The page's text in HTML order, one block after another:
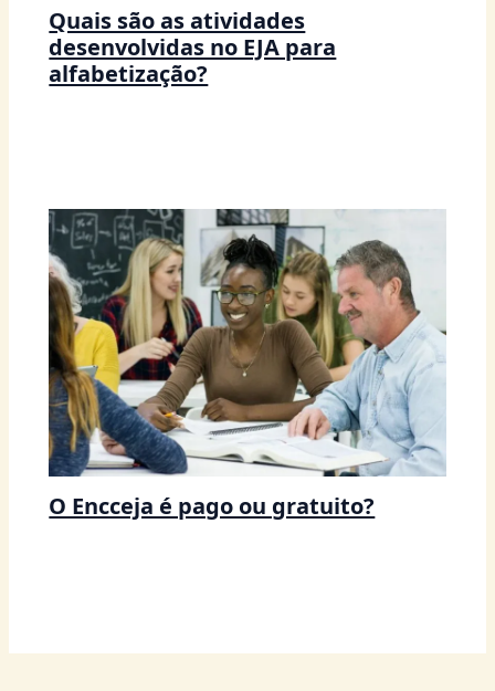
Quais são as atividades
desenvolvidas no EJA para
alfabetização?
O Encceja é pago ou gratuito?